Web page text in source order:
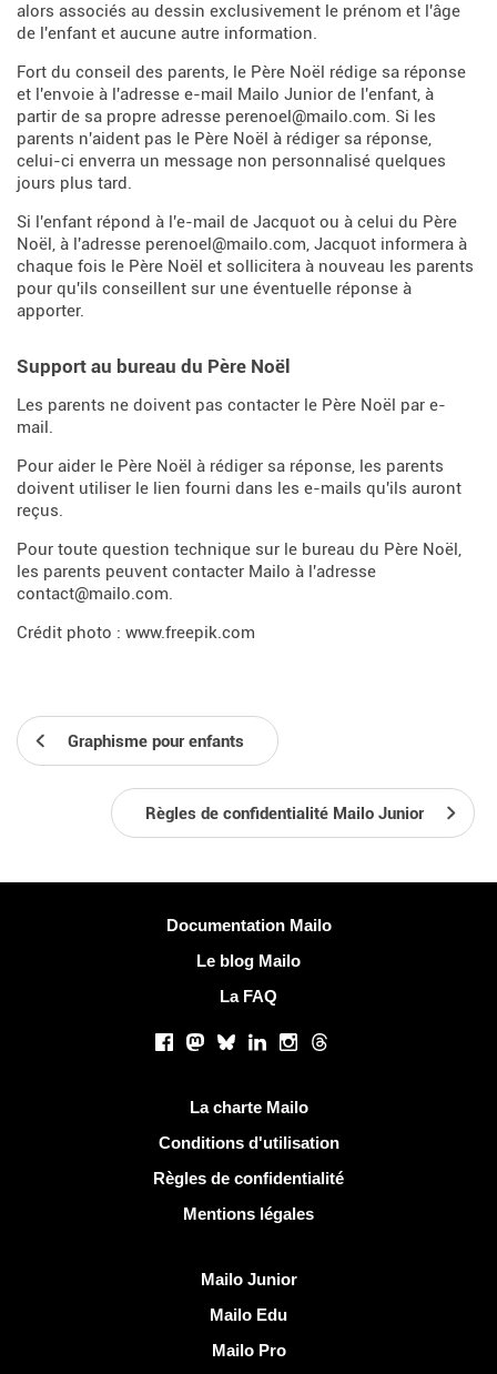
alors associés au dessin exclusivement le prénom et l'âge
de l'enfant et aucune autre information.
Fort du conseil des parents, le Père Noël rédige sa réponse
et l'envoie à l'adresse e-mail Mailo Junior de l'enfant, à
partir de sa propre adresse perenoel@mailo.com. Si les
parents n'aident pas le Père Noël à rédiger sa réponse,
celui-ci enverra un message non personnalisé quelques
jours plus tard.
Si l'enfant répond à l'e-mail de Jacquot ou à celui du Père
Noël, à l'adresse perenoel@mailo.com, Jacquot informera à
chaque fois le Père Noël et sollicitera à nouveau les parents
pour qu'ils conseillent sur une éventuelle réponse à
apporter.
Support au bureau du Père Noël
Les parents ne doivent pas contacter le Père Noël par e-
mail.
Pour aider le Père Noël à rédiger sa réponse, les parents
doivent utiliser le lien fourni dans les e-mails qu'ils auront
reçus.
Pour toute question technique sur le bureau du Père Noël,
les parents peuvent contacter Mailo à l'adresse
contact@mailo.com.
Crédit photo : www.freepik.com
Graphisme pour enfants
Règles de confidentialité Mailo Junior
Documentation Mailo
Le blog Mailo
La FAQ
Facebook
Mastodon
BlueskyLinkedInInstagram
Threads
La charte Mailo
Conditions d'utilisation
Règles de confidentialité
Mentions légales
Mailo Junior
Mailo Edu
Mailo Pro